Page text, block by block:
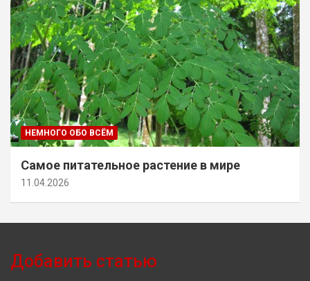
НЕМНОГО ОБО ВСЁМ
Самое питательное растение в мире
11.04.2026
Добавить статью